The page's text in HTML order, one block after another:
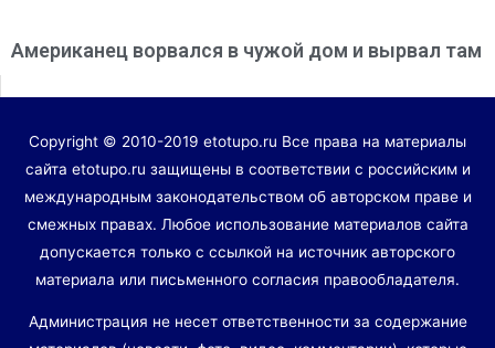
Американец ворвался в чужой дом и вырвал там
Copyright © 2010-2019 etotupo.ru Все права на материалы
сайта etotupo.ru защищены в соответствии с российским и
международным законодательством об авторском праве и
смежных правах. Любое использование материалов сайта
допускается только с ссылкой на источник авторского
материала или письменного согласия правообладателя.
Администрация не несет ответственности за содержание